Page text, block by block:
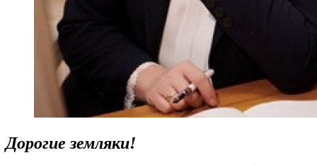
Дорогие земляки!